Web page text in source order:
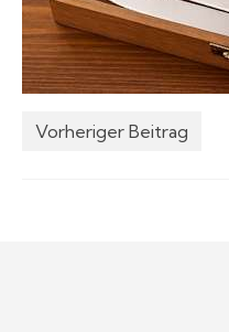
Vorheriger Beitrag